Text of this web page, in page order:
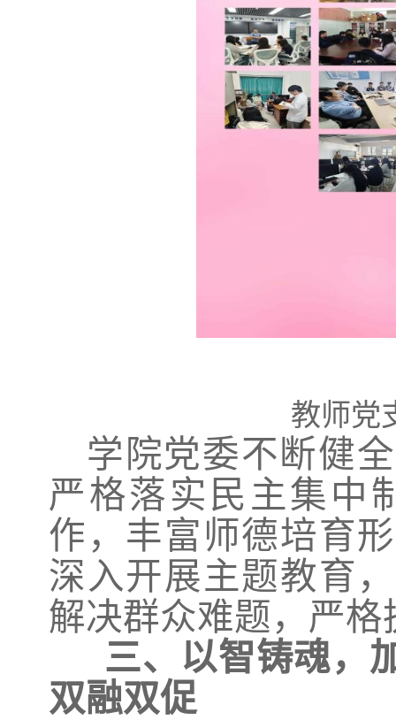
教师党
学院党委不断健
严格落实民主集中
作，丰富师德培育
深入开展主题教育
解决群众难题，严
三、以智铸魂，
双融双促